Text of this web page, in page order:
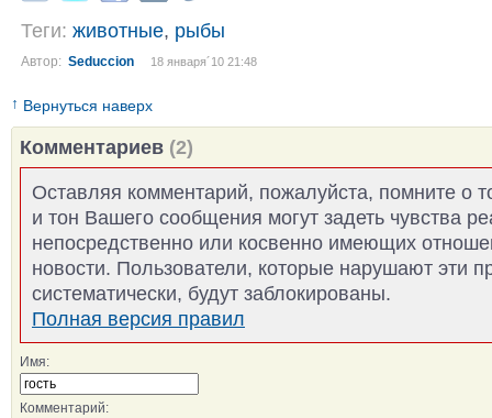
Теги: животные, рыбы
Автор: Seduccion 18 января´10 21:48
↑ Вернуться наверх
Комментариев (2)
Оставляя комментарий, пожалуйста, помните о
и тон Вашего сообщения могут задеть чувства
непосредственно или косвенно имеющих
новости. Пользователи, которые нарушают эти
систематически, будут заблокированы.
Полная версия правил
Имя:
Комментарий: